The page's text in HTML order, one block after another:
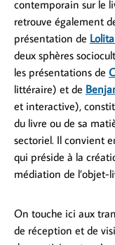
contemporain sur le
retrouve également
présentation de
deux sphères
les présentations de
littéraire) et de
et interactive),
du livre ou de sa
sectoriel. Il convient
qui préside à la
médiation de l’objet-
On touche ici aux
de réception et de